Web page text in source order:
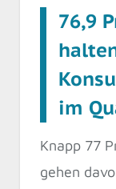
76,9
im
Knapp 77
gehen